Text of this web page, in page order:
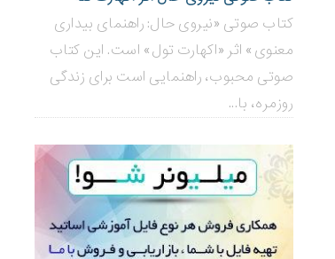
کتاب صوتی «نیروی حال: راهنمای بیداری
معنوی» اثر «اکهارت تول» است. این کتاب
صوتی محبوب، راهنمایی است برای زندگی
روزمره، با...